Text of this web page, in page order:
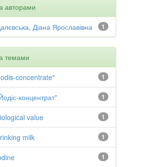
авторами
1
Діана Ярославівна
темами
1
concentrate"
1
концентрат"
1
value
1
milk
1